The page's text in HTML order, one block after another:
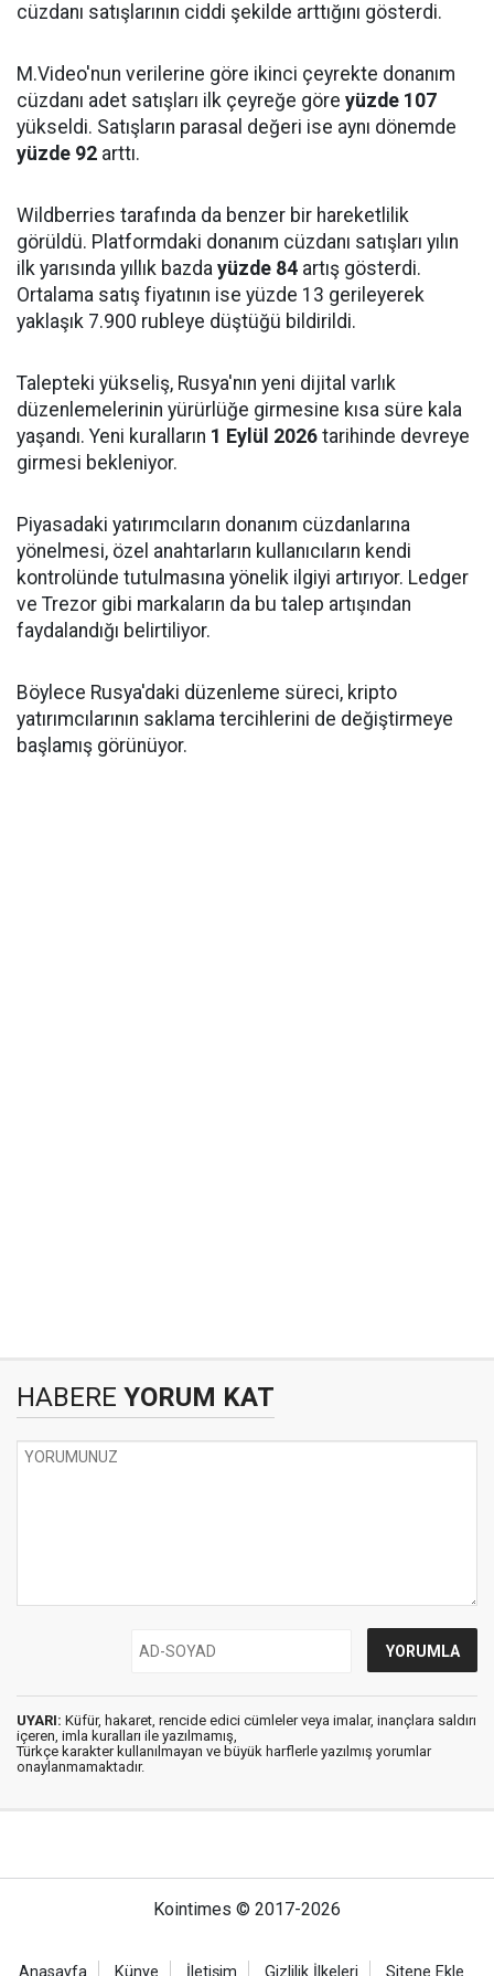
cüzdanı satışlarının ciddi şekilde arttığını gösterdi.
M.Video'nun verilerine göre ikinci çeyrekte donanım
cüzdanı adet satışları ilk çeyreğe göre yüzde 107
yükseldi. Satışların parasal değeri ise aynı dönemde
yüzde 92 arttı.
Wildberries tarafında da benzer bir hareketlilik
görüldü. Platformdaki donanım cüzdanı satışları yılın
ilk yarısında yıllık bazda yüzde 84 artış gösterdi.
Ortalama satış fiyatının ise yüzde 13 gerileyerek
yaklaşık 7.900 rubleye düştüğü bildirildi.
Talepteki yükseliş, Rusya'nın yeni dijital varlık
düzenlemelerinin yürürlüğe girmesine kısa süre kala
yaşandı. Yeni kuralların 1 Eylül 2026 tarihinde devreye
girmesi bekleniyor.
Piyasadaki yatırımcıların donanım cüzdanlarına
yönelmesi, özel anahtarların kullanıcıların kendi
kontrolünde tutulmasına yönelik ilgiyi artırıyor. Ledger
ve Trezor gibi markaların da bu talep artışından
faydalandığı belirtiliyor.
Böylece Rusya'daki düzenleme süreci, kripto
yatırımcılarının saklama tercihlerini de değiştirmeye
başlamış görünüyor.
HABERE YORUM KAT
UYARI: Küfür, hakaret, rencide edici cümleler veya imalar, inançlara saldırı
içeren, imla kuralları ile yazılmamış,
Türkçe karakter kullanılmayan ve büyük harflerle yazılmış yorumlar
onaylanmamaktadır.
Kointimes © 2017-2026
Anasayfa Künye İletişim Gizlilik İlkeleri Sitene Ekle